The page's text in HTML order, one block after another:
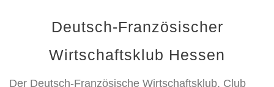
Deutsch-Französischer
Wirtschaftsklub Hessen
Der Deutsch-Französische Wirtschaftsklub, Club